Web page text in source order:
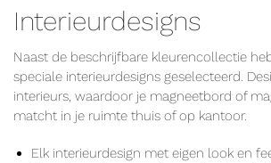
Interieurdesigns
Naast de beschrijfbare kleurencollectie
speciale interieurdesigns geselecteerd.
interieurs, waardoor je magneetbord of
matcht in je ruimte thuis of op kantoor.
Elk interieurdesign met eigen look en